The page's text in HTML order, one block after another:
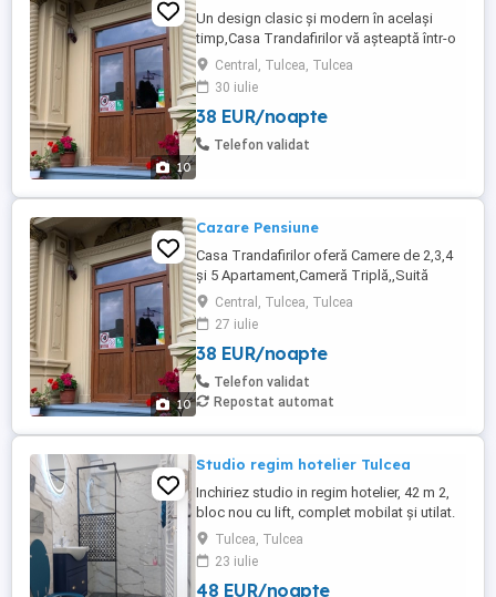
10
Un design clasic și modern în același
timp,Casa Trandafirilor vă așteaptă într-o
locație perfectă pentru relaxare, chiar In
Centru orasul Tulcea . Cele 10 camere
dotate cu paturi generoase și băi proprii
te primesc cu un design predominat de
culori calde pentru a-ți asigura o ședere
Central, Tulcea, Tulcea
30 iulie
38 EUR/noapte
Telefon validat
10
Cazare Pensiune
Casa Trandafirilor oferă Camere de 2,3,4
și 5 Apartament,Cameră Triplă,,Suită
Family,Camere Matrimoniale.cu Baie
Proprie .Locuri de Parcare Prețuri începând
cu 200 lei .curte interioară , spațiu de
Relaxare , Grădina , BBQ ,Internet, Frigider ,
TV, AC, Cablu TV . Tel
Central, Tulcea, Tulcea
27 iulie
38 EUR/noapte
Telefon validat
Repostat automat
Studio regim hotelier Tulcea
Inchiriez studio in regim hotelier, 42 m 2,
bloc nou cu lift, complet mobilat și utilat.
Fumatul este permis doar pe balcon.
Locatia se afla intr- un imobil unde linistea
si orele de odihna sunt importante! Nu
accept petreceri!! EXCLUS ESCORTE!!!
Tulcea, Tulcea
23 iulie
48 EUR/noapte